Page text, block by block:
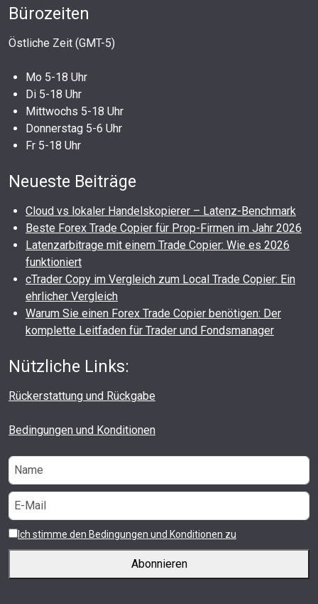
Bürozeiten
Östliche Zeit (GMT-5)
Mo 5-18 Uhr
Di 5-18 Uhr
Mittwochs 5-18 Uhr
Donnerstag 5-6 Uhr
Fr 5-18 Uhr
Neueste Beiträge
Cloud vs lokaler Handelskopierer – Latenz-Benchmark
Beste Forex Trade Copier für Prop-Firmen im Jahr 2026
Latenzarbitrage mit einem Trade Copier: Wie es 2026
funktioniert
cTrader Copy im Vergleich zum Local Trade Copier: Ein
ehrlicher Vergleich
Warum Sie einen Forex Trade Copier benötigen: Der
komplette Leitfaden für Trader und Fondsmanager
Nützliche Links:
Rückerstattung und Rückgabe
Bedingungen und Konditionen
Ich stimme den Bedingungen und Konditionen zu
Abonnieren